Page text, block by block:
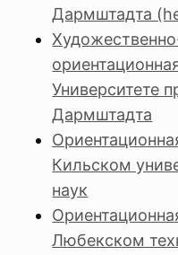
Дармштадта
Университете
Дармштадта
Кильском
наук
Любекском